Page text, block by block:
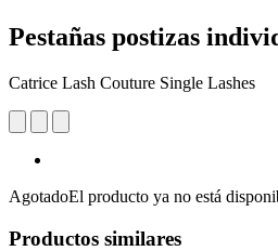
Pestañas postizas
Catrice Lash Couture Single Lashes
AgotadoEl producto ya no está
Productos similares